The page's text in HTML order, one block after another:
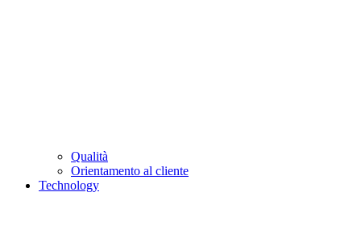
Qualità
Orientamento al cliente
Technology